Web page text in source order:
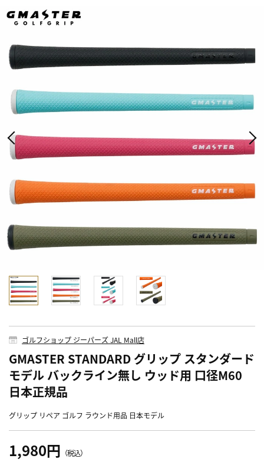
ゴルフショップ ジーパーズ JAL Mall店
GMASTER STANDARD グリップ スタンダード
モデル バックライン無し ウッド用 口径M60
日本正規品
グリップ リペア ゴルフ ラウンド用品 日本モデル
1,980円 （税込）